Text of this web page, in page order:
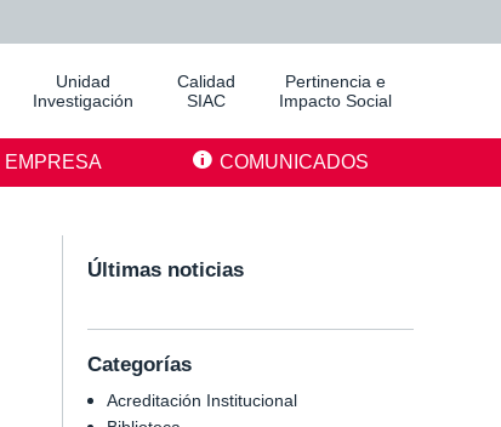
Unidad
Investigación
Calidad
SIAC
Pertinencia e
Impacto Social
EMPRESA COMUNICADOS
Últimas noticias
Categorías
Acreditación Institucional